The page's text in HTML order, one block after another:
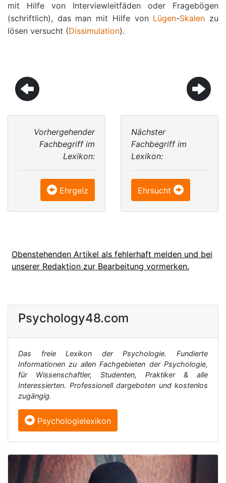
mit Hilfe von Interviewleitfäden oder Fragebögen
(schriftlich), das man mit Hilfe von Lügen-Skalen zu
lösen versucht (Dissimulation).
Vorhergehender
Fachbegriff im
Lexikon:
Ehrgeiz
Nächster
Fachbegriff im
Lexikon:
Ehrsucht
Obenstehenden Artikel als fehlerhaft melden und bei
unserer Redaktion zur Bearbeitung vormerken.
Psychology48.com
Das freie Lexikon der Psychologie. Fundierte
Informationen zu allen Fachgebieten der Psychologie,
für Wissenschaftler, Studenten, Praktiker & alle
Interessierten. Professionell dargeboten und kostenlos
zugängig.
Psychologielexikon